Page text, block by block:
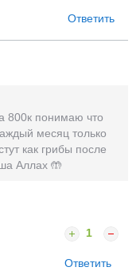
Ответить
800к понимаю что
месяц только
как грибы после
Аллах 🤲
1
Ответить